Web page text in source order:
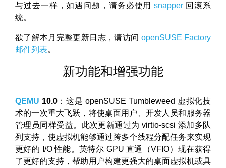
与过去一样，如遇问题，请务必使用snapper 回滚系
统。
欲了解本月完整更新日志，请访问 openSUSE Factory
邮件列表。
新功能和增强功能
QEMU 10.0：这是 openSUSE Tumbleweed 虚拟化技
术的一次重大飞跃，将使桌面用户、开发人员和服务器
管理员同样受益。此次更新通过为 virtio-scsi 添加多队
列支持，使虚拟机能够通过跨多个线程分配任务来实现
更好的 I/O 性能。英特尔 GPU 直通（VFIO）现在获得
了更好的支持，帮助用户构建更强大的桌面虚拟机或具